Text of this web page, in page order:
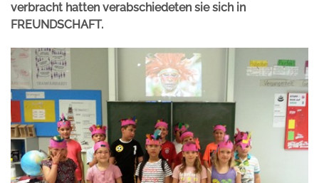
verbracht hatten verabschiedeten sie sich in
FREUNDSCHAFT.